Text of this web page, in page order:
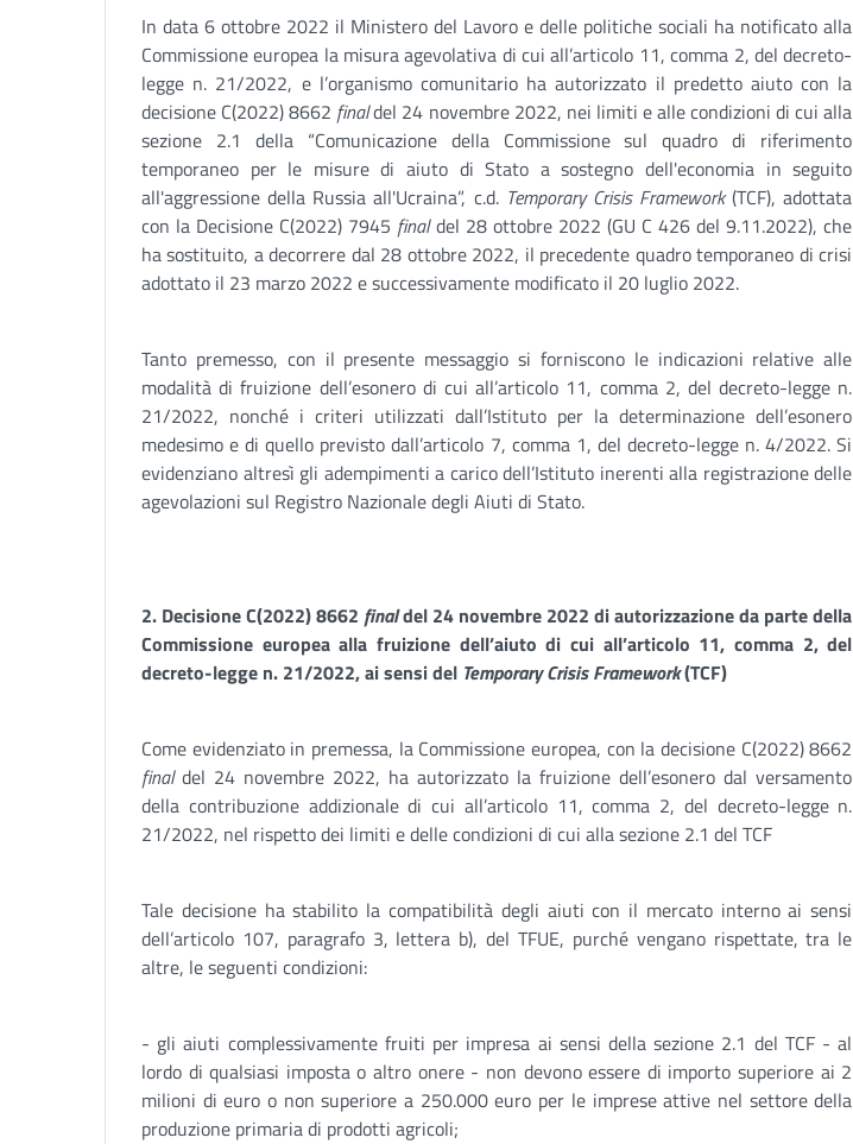
In data 6 ottobre 2022 il Ministero del Lavoro e delle politiche sociali ha notificato alla
Commissione europea la misura agevolativa di cui all’articolo 11, comma 2, del decreto-
legge n. 21/2022, e l’organismo comunitario ha autorizzato il predetto aiuto con la
decisione C(2022) 8662 finaldel 24 novembre 2022, nei limiti e alle condizioni di cui alla
sezione 2.1 della “Comunicazione della Commissione sul quadro di riferimento
temporaneo per le misure di aiuto di Stato a sostegno dell'economia in seguito
all'aggressione della Russia all'Ucraina”, c.d. Temporary Crisis Framework(TCF), adottata
con la Decisione C(2022) 7945 finaldel 28 ottobre 2022 (GU C 426 del 9.11.2022), che
ha sostituito, a decorrere dal 28 ottobre 2022, il precedente quadro temporaneo di crisi
adottato il 23 marzo 2022 e successivamente modificato il 20 luglio 2022.
Tanto premesso, con il presente messaggio si forniscono le indicazioni relative alle
modalità di fruizione dell’esonero di cui all’articolo 11, comma 2, del decreto-legge n.
21/2022, nonché i criteri utilizzati dall’Istituto per la determinazione dell’esonero
medesimo e di quello previsto dall’articolo 7, comma 1, del decreto-legge n. 4/2022. Si
evidenziano altresì gli adempimenti a carico dell’Istituto inerenti alla registrazione delle
agevolazioni sul Registro Nazionale degli Aiuti di Stato.
2. Decisione C(2022) 8662 finaldel 24 novembre 2022 di autorizzazione da parte della
Commissione europea alla fruizione dell’aiuto di cui all’articolo 11, comma 2, del
decreto-legge n. 21/2022, ai sensi del Temporary Crisis Framework(TCF)
Come evidenziato in premessa, la Commissione europea, con la decisione C(2022) 8662
finaldel 24 novembre 2022, ha autorizzato la fruizione dell’esonero dal versamento
della contribuzione addizionale di cui all’articolo 11, comma 2, del decreto-legge n.
21/2022, nel rispetto dei limiti e delle condizioni di cui alla sezione 2.1 del TCF
Tale decisione ha stabilito la compatibilità degli aiuti con il mercato interno ai sensi
dell’articolo 107, paragrafo 3, lettera b), del TFUE, purché vengano rispettate, tra le
altre, le seguenti condizioni:
- gli aiuti complessivamente fruiti per impresa ai sensi della sezione 2.1 del TCF - al
lordo di qualsiasi imposta o altro onere - non devono essere di importo superiore ai 2
milioni di euro o non superiore a 250.000 euro per le imprese attive nel settore della
produzione primaria di prodotti agricoli;